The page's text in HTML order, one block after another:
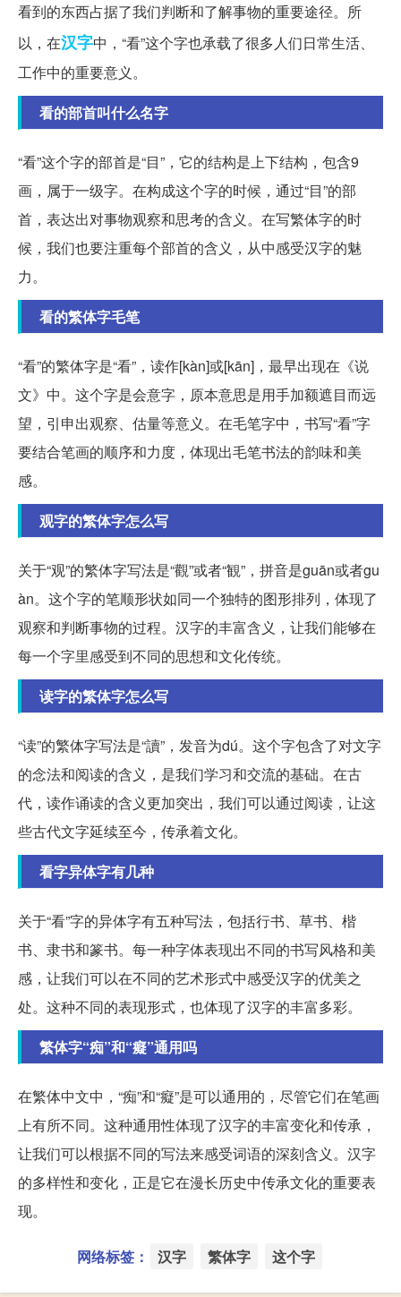
看到的东西占据了我们判断和了解事物的重要途径。所
以，在汉字中，“看”这个字也承载了很多人们日常生活、
工作中的重要意义。
看的部首叫什么名字
“看”这个字的部首是“目”，它的结构是上下结构，包含9
画，属于一级字。在构成这个字的时候，通过“目”的部
首，表达出对事物观察和思考的含义。在写繁体字的时
候，我们也要注重每个部首的含义，从中感受汉字的魅
力。
看的繁体字毛笔
“看”的繁体字是“看”，读作[kàn]或[kān]，最早出现在《说
文》中。这个字是会意字，原本意思是用手加额遮目而远
望，引申出观察、估量等意义。在毛笔字中，书写“看”字
要结合笔画的顺序和力度，体现出毛笔书法的韵味和美
感。
观字的繁体字怎么写
关于“观”的繁体字写法是“觀”或者“観”，拼音是guān或者gu
àn。这个字的笔顺形状如同一个独特的图形排列，体现了
观察和判断事物的过程。汉字的丰富含义，让我们能够在
每一个字里感受到不同的思想和文化传统。
读字的繁体字怎么写
“读”的繁体字写法是“讀”，发音为dú。这个字包含了对文字
的念法和阅读的含义，是我们学习和交流的基础。在古
代，读作诵读的含义更加突出，我们可以通过阅读，让这
些古代文字延续至今，传承着文化。
看字异体字有几种
关于“看”字的异体字有五种写法，包括行书、草书、楷
书、隶书和篆书。每一种字体表现出不同的书写风格和美
感，让我们可以在不同的艺术形式中感受汉字的优美之
处。这种不同的表现形式，也体现了汉字的丰富多彩。
繁体字“痴”和“癡”通用吗
在繁体中文中，“痴”和“癡”是可以通用的，尽管它们在笔画
上有所不同。这种通用性体现了汉字的丰富变化和传承，
让我们可以根据不同的写法来感受词语的深刻含义。汉字
的多样性和变化，正是它在漫长历史中传承文化的重要表
现。
网络标签： 汉字 繁体字 这个字